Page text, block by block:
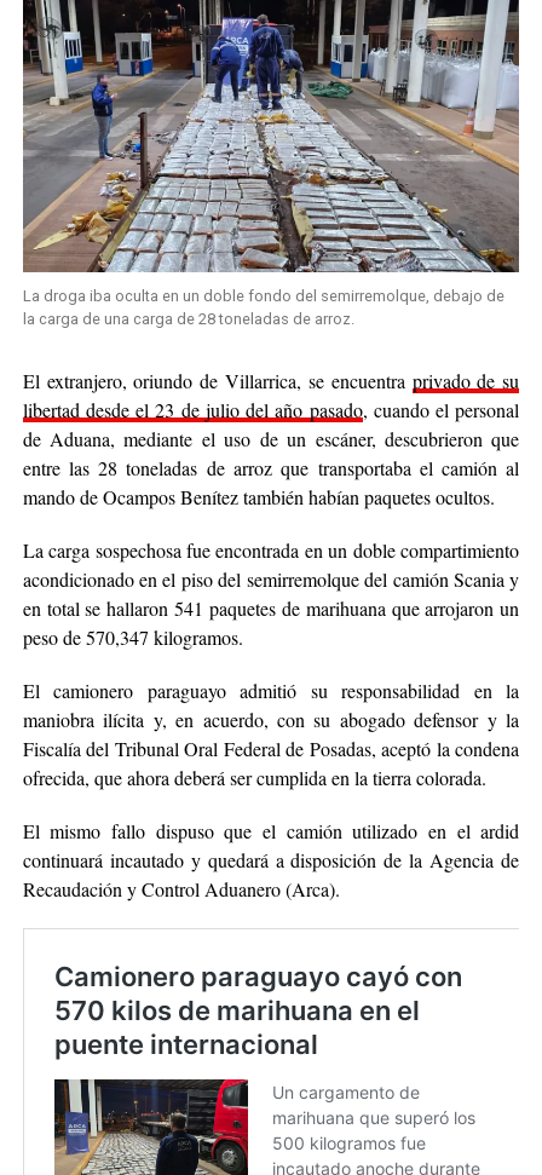
La droga iba oculta en un doble fondo del semirremolque, debajo de
la carga de una carga de 28 toneladas de arroz.
El extranjero, oriundo de Villarrica, se encuentra privado de su
libertad desde el 23 de julio del año pasado, cuando el personal
de Aduana, mediante el uso de un escáner, descubrieron que
entre las 28 toneladas de arroz que transportaba el camión al
mando de Ocampos Benítez también habían paquetes ocultos.
La carga sospechosa fue encontrada en un doble compartimiento
acondicionado en el piso del semirremolque del camión Scania y
en total se hallaron 541 paquetes de marihuana que arrojaron un
peso de 570,347 kilogramos.
El camionero paraguayo admitió su responsabilidad en la
maniobra ilícita y, en acuerdo, con su abogado defensor y la
Fiscalía del Tribunal Oral Federal de Posadas, aceptó la condena
ofrecida, que ahora deberá ser cumplida en la tierra colorada.
El mismo fallo dispuso que el camión utilizado en el ardid
continuará incautado y quedará a disposición de la Agencia de
Recaudación y Control Aduanero (Arca).